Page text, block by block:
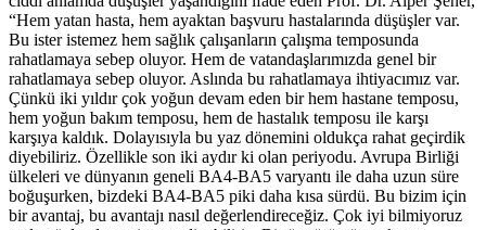
“Hem yatan hasta, hem ayaktan başvuru hastalarında düşüşler var.
Bu ister istemez hem sağlık çalışanların çalışma temposunda
rahatlamaya sebep oluyor. Hem de vatandaşlarımızda genel bir
rahatlamaya sebep oluyor. Aslında bu rahatlamaya ihtiyacımız var.
Çünkü iki yıldır çok yoğun devam eden bir hem hastane temposu,
hem yoğun bakım temposu, hem de hastalık temposu ile karşı
karşıya kaldık. Dolayısıyla bu yaz dönemini oldukça rahat geçirdik
diyebiliriz. Özellikle son iki aydır ki olan periyodu. Avrupa Birliği
ülkeleri ve dünyanın geneli BA4-BA5 varyantı ile daha uzun süre
boğuşurken, bizdeki BA4-BA5 piki daha kısa sürdü. Bu bizim için
bir avantaj, bu avantajı nasıl değerlendireceğiz. Çok iyi bilmiyoruz